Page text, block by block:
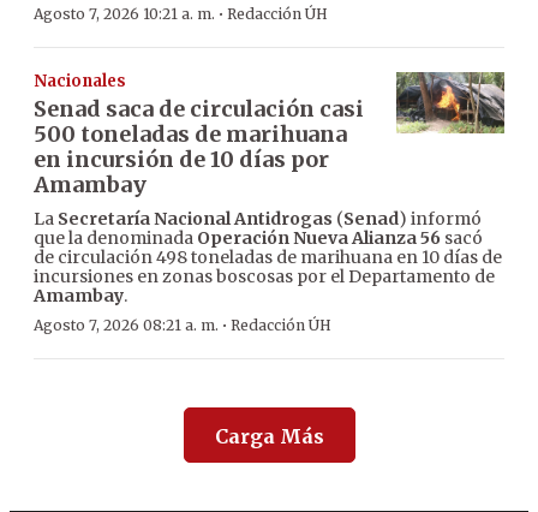
Agosto 7, 2026 10:21 a. m. · Redacción ÚH
Nacionales
Senad saca de circulación casi
500 toneladas de marihuana
en incursión de 10 días por
Amambay
La Secretaría Nacional Antidrogas (Senad) informó
que la denominada Operación Nueva Alianza 56 sacó
de circulación 498 toneladas de marihuana en 10 días de
incursiones en zonas boscosas por el Departamento de
Amambay.
Agosto 7, 2026 08:21 a. m. · Redacción ÚH
Carga Más